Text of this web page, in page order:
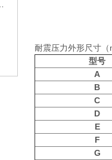
耐震压力外形尺寸（
型号
A
B
C
D
E
F
G